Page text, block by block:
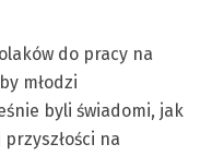
do pracy na
młodzi
byli świadomi, jak
na